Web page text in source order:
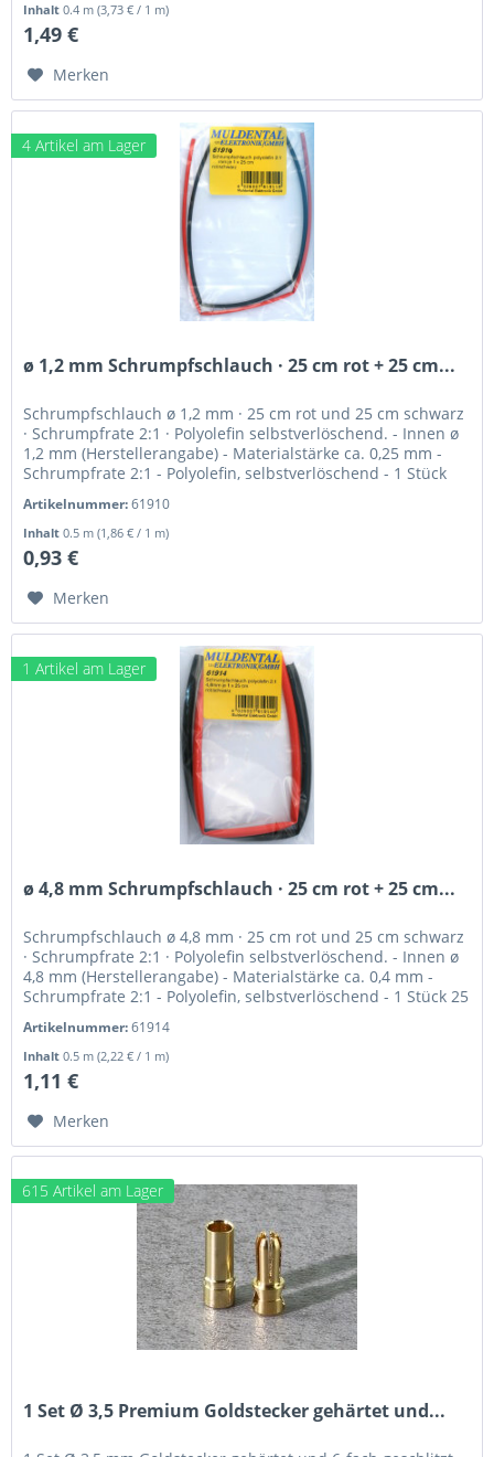
Inhalt0.4 m(3,73 € / 1 m)
1,49 €
Merken
4 Artikel am Lager
ø 1,2 mm Schrumpfschlauch · 25 cm rot + 25 cm...
Schrumpfschlauch ø 1,2 mm · 25 cm rot und 25 cm schwarz
· Schrumpfrate 2:1 · Polyolefin selbstverlöschend. - Innen ø
1,2 mm (Herstellerangabe) - Materialstärke ca. 0,25 mm -
Schrumpfrate 2:1 - Polyolefin, selbstverlöschend - 1 Stück
Artikelnummer:61910
Inhalt0.5 m(1,86 € / 1 m)
0,93 €
Merken
1 Artikel am Lager
ø 4,8 mm Schrumpfschlauch · 25 cm rot + 25 cm...
Schrumpfschlauch ø 4,8 mm · 25 cm rot und 25 cm schwarz
· Schrumpfrate 2:1 · Polyolefin selbstverlöschend. - Innen ø
4,8 mm (Herstellerangabe) - Materialstärke ca. 0,4 mm -
Schrumpfrate 2:1 - Polyolefin, selbstverlöschend - 1 Stück 25
Artikelnummer:61914
Inhalt0.5 m(2,22 € / 1 m)
1,11 €
Merken
615 Artikel am Lager
1 Set Ø 3,5 Premium Goldstecker gehärtet und...